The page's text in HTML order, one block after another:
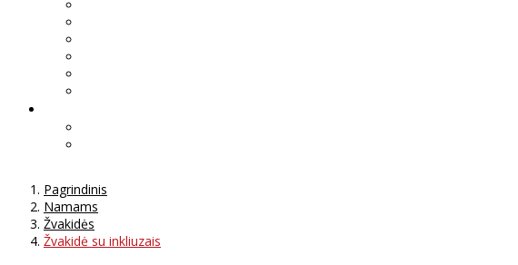
Pagrindinis
Namams
Žvakidės
Žvakidė su inkliuzais